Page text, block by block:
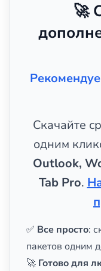
🚀
Скачайте
одним
Outlook,
Tab Pro.
✅ Все просто:
пакетов одним
🚀 Готово для